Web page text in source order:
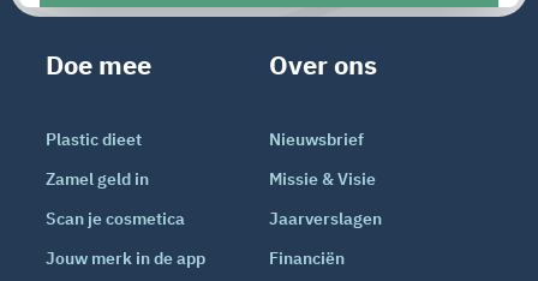
Doe mee
Plastic dieet
Zamel geld in
Scan je cosmetica
Jouw merk in de app
Over ons
Nieuwsbrief
Missie & Visie
Jaarverslagen
Financiën